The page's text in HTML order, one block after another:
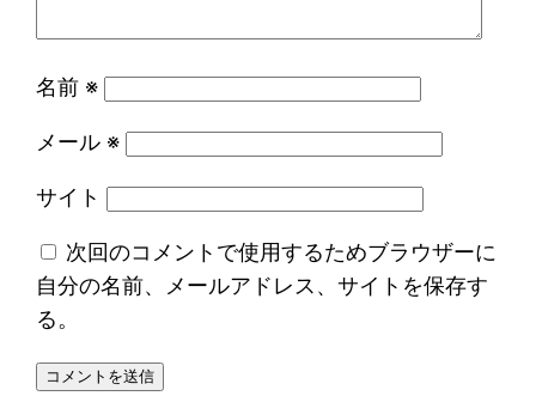
名前 ※
メール ※
サイト
次回のコメントで使用するためブラウザーに
自分の名前、メールアドレス、サイトを保存す
る。